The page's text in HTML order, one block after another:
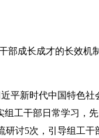
部成长成才的长效机
平新时代中国特色社
组工干部日常学习，
研讨5次，引导组工干